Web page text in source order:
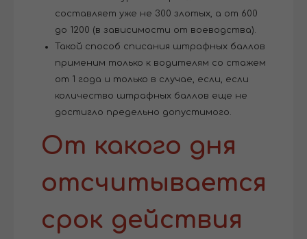
составляет уже не 300 злотых, а от 600
до 1200 (в зависимости от воеводства).
Такой способ списания штрафных баллов
применим только к водителям со стажем
от 1 года и только в случае, если, если
количество штрафных баллов еще не
достигло предельно допустимого.
От какого дня
отсчитывается
срок действия